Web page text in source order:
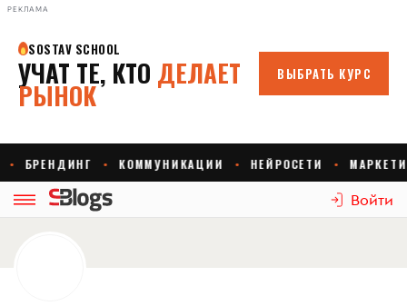
РЕКЛАМА
Войти